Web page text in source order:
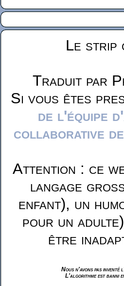
Le strip
Traduit par
Si vous êtes
de l'équipe
collaborative
Attention : ce
langage
enfant), un
pour un
être
Nous n'avons pas
L'algorithme est banni